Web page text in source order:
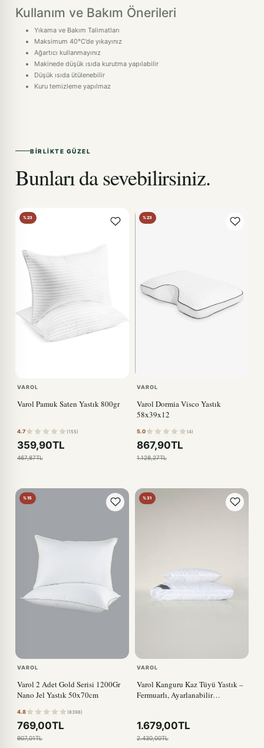
Kullanım ve Bakım Önerileri
Yıkama ve Bakım Talimatları
Maksimum 40°C’de yıkayınız
Ağartıcı kullanmayınız
Makinede düşük ısıda kurutma yapılabilir
Düşük ısıda ütülenebilir
Kuru temizleme yapılmaz
BIRLIKTE GÜZEL
Bunları da sevebilirsiniz.
%23
VAROL
Varol Pamuk Saten Yastık 800gr
4.7 (155)
359,90TL
467,87TL
%23
VAROL
Varol Dormia Visco Yastık
58x39x12
5.0 (4)
867,90TL
1.128,27TL
%15
VAROL
Varol 2 Adet Gold Serisi 1200Gr
Nano Jel Yastık 50x70cm
4.8 (8398)
769,00TL
907,01TL
%31
VAROL
Varol Kanguru Kaz Tüyü Yastık –
Fermuarlı, Ayarlanabilir
1.679,00TL
2.430,00TL